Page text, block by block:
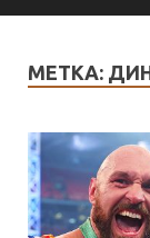
МЕТКА: